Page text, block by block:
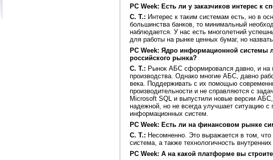
PC Week: Есть ли у заказчиков интерес
С. Т.: Интерес к таким системам есть, но в
большинства банков, то минимальный
наблюдается. У нас есть многолетний
для работы на рынке ценных бумаг, но
PC Week: Ядро информационной системы
российского рынка?
С. Т.: Рынок АБС сформировался давно, и на
производства. Однако многие АБС, давно
века. Поддерживать с их помощью
производительности и не справляются с
Microsoft SQL и выпустили новые версии
надежной, но не всегда улучшает ситуацию
информационных систем.
PC Week: Есть ли на финансовом рынке
С. Т.: Несомненно. Это выражается в том,
система, а также технологичность
PC Week: А на какой платформе вы